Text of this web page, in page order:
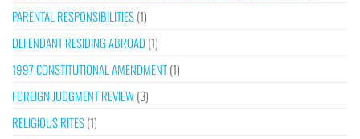
PARENTAL RESPONSIBILITIES(1)
DEFENDANT RESIDING ABROAD (1)
1997 CONSTITUTIONAL AMENDMENT(1)
FOREIGN JUDGMENT REVIEW(3)
RELIGIOUS RITES(1)